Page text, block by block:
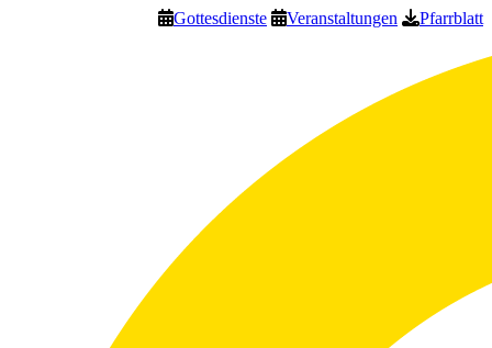
Gottesdienste Veranstaltungen Pfarrblatt